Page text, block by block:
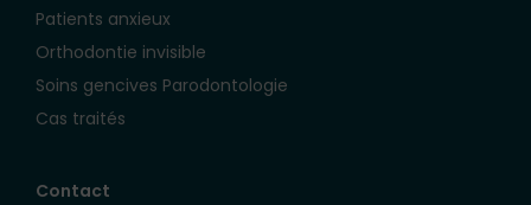
Patients anxieux
Orthodontie invisible
Soins gencives Parodontologie
Cas traités
Contact